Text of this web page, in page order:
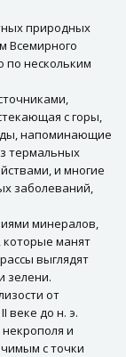
природных
Всемирного
нескольким
с горы,
напоминающие
термальных
и многие
заболеваний,
минералов,
которые манят
выглядят
зелени.
от
веке до н. э.
и
с точки